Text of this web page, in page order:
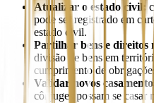
Atualizar o estado civil:
pode ser registrado em
estado civil.
Partilhar bens e direitos
divisão de bens em
cumprimento de
Validar novos
cônjuges possam se casar